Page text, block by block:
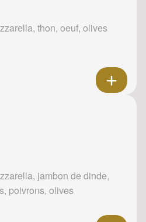
thon, oeuf, olives
jambon de dinde,
poivrons, olives